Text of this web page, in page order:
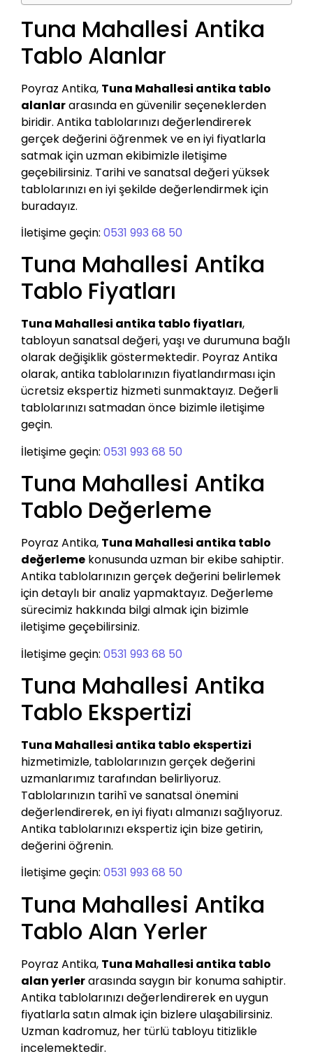
Tuna Mahallesi Antika
Tablo Alanlar
Poyraz Antika, Tuna Mahallesi antika tablo
alanlararasında en güvenilir seçeneklerden
biridir. Antika tablolarınızı değerlendirerek
gerçek değerini öğrenmek ve en iyi fiyatlarla
satmak için uzman ekibimizle iletişime
geçebilirsiniz. Tarihi ve sanatsal değeri yüksek
tablolarınızı en iyi şekilde değerlendirmek için
buradayız.
İletişime geçin: 0531 993 68 50
Tuna Mahallesi Antika
Tablo Fiyatları
Tuna Mahallesi antika tablo fiyatları,
tabloyun sanatsal değeri, yaşı ve durumuna bağlı
olarak değişiklik göstermektedir. Poyraz Antika
olarak, antika tablolarınızın fiyatlandırması için
ücretsiz ekspertiz hizmeti sunmaktayız. Değerli
tablolarınızı satmadan önce bizimle iletişime
geçin.
İletişime geçin: 0531 993 68 50
Tuna Mahallesi Antika
Tablo Değerleme
Poyraz Antika, Tuna Mahallesi antika tablo
değerleme konusunda uzman bir ekibe sahiptir.
Antika tablolarınızın gerçek değerini belirlemek
için detaylı bir analiz yapmaktayız. Değerleme
sürecimiz hakkında bilgi almak için bizimle
iletişime geçebilirsiniz.
İletişime geçin: 0531 993 68 50
Tuna Mahallesi Antika
Tablo Ekspertizi
Tuna Mahallesi antika tablo ekspertizi
hizmetimizle, tablolarınızın gerçek değerini
uzmanlarımız tarafından belirliyoruz.
Tablolarınızın tarihî ve sanatsal önemini
değerlendirerek, en iyi fiyatı almanızı sağlıyoruz.
Antika tablolarınızı ekspertiz için bize getirin,
değerini öğrenin.
İletişime geçin: 0531 993 68 50
Tuna Mahallesi Antika
Tablo Alan Yerler
Poyraz Antika, Tuna Mahallesi antika tablo
alan yerlerarasında saygın bir konuma sahiptir.
Antika tablolarınızı değerlendirerek en uygun
fiyatlarla satın almak için bizlere ulaşabilirsiniz.
Uzman kadromuz, her türlü tabloyu titizlikle
incelemektedir.